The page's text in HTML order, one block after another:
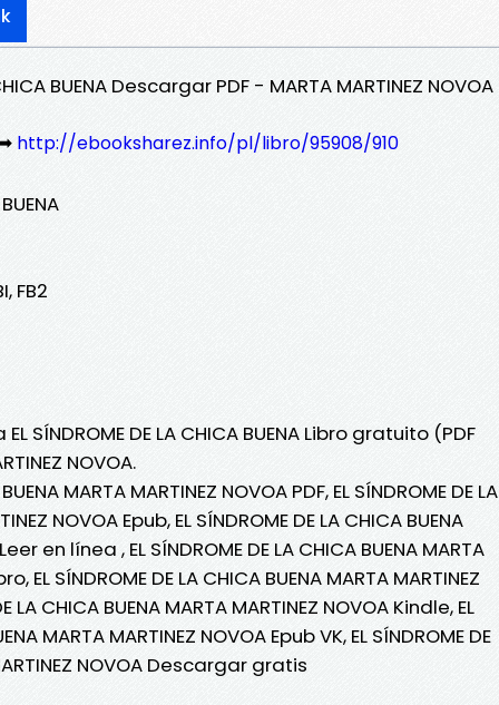
BUENA Descargar PDF - MARTA MARTINEZ NOVOA
http://ebooksharez.info/pl/libro/95908/910
FB2
SÍNDROME DE LA CHICA BUENA Libro gratuito (PDF
NOVOA.
MARTA MARTINEZ NOVOA PDF, EL SÍNDROME DE LA
NOVOA Epub, EL SÍNDROME DE LA CHICA BUENA
en línea , EL SÍNDROME DE LA CHICA BUENA MARTA
EL SÍNDROME DE LA CHICA BUENA MARTA MARTINEZ
LA CHICA BUENA MARTA MARTINEZ NOVOA Kindle, EL
MARTA MARTINEZ NOVOA Epub VK, EL SÍNDROME DE
NOVOA Descargar gratis